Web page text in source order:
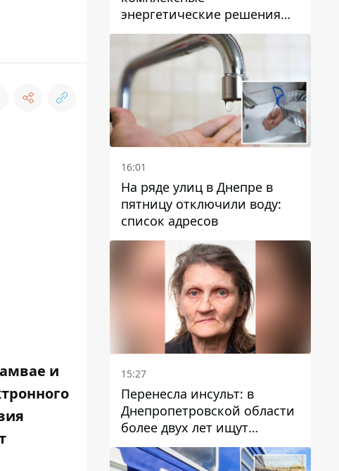
и
энергетические решения
для бизнеса в Днепре
16:01
На ряде улиц в Днепре в
пятницу отключили воду:
список адресов
15:27
Перенесла инсульт: в
Днепропетровской области
более двух лет ищут
пропавшую женщину